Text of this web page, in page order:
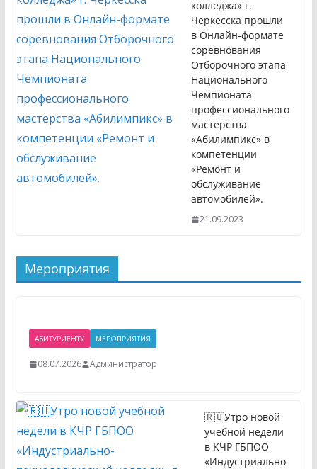
колледжа» г.
Черкесска прошли
в Онлайн-формате
соревнования
Отборочного этапа
Национального
Чемпионата
профессионального
мастерства
«Абилимпикс» в
компетенции
«Ремонт и
обслуживание
автомобилей».
21.09.2023
Мероприятия
АБИТУРИЕНТУ МЕРОПРИЯТИЯ
08.07.2026 Администратор
🇷🇺Утро новой
учебной недели
в КЧР ГБПОО
«Индустриально-